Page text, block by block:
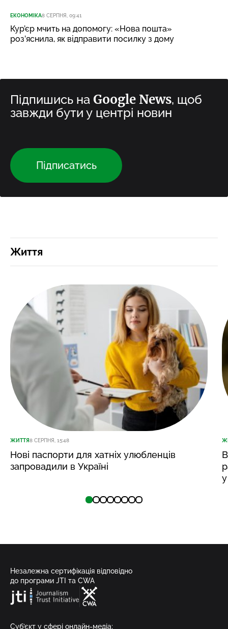
ЕКОНОМІКА8 СЕРПНЯ, 09:41
Кур’єр мчить на допомогу: «Нова пошта»
роз’яснила, як відправити посилку з дому
Підпишись на Google News, щоб
завжди бути у центрі новин
Підписатись
Життя
ЖИТТЯ8 СЕРПНЯ, 15:48
Нові паспорти для хатніх улюбленців
запровадили в Україні
Незалежна сертифікація відповідно
до програми JTI та CWA
Суб’єкт у сфері онлайн-медіа;